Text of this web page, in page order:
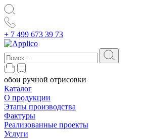
+ 7 499 673 39 73
обои ручной отрисовки
Каталог
О продукции
Этапы производства
Фактуры
Реализованные проекты
Услуги